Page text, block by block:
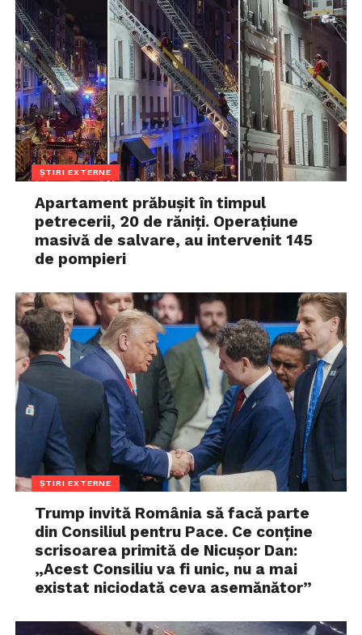
ȘTIRI EXTERNE
Apartament prăbușit în timpul
petrecerii, 20 de răniți. Operațiune
masivă de salvare, au intervenit 145
de pompieri
ȘTIRI EXTERNE
Trump invită România să facă parte
din Consiliul pentru Pace. Ce conține
scrisoarea primită de Nicușor Dan:
„Acest Consiliu va fi unic, nu a mai
existat niciodată ceva asemănător”